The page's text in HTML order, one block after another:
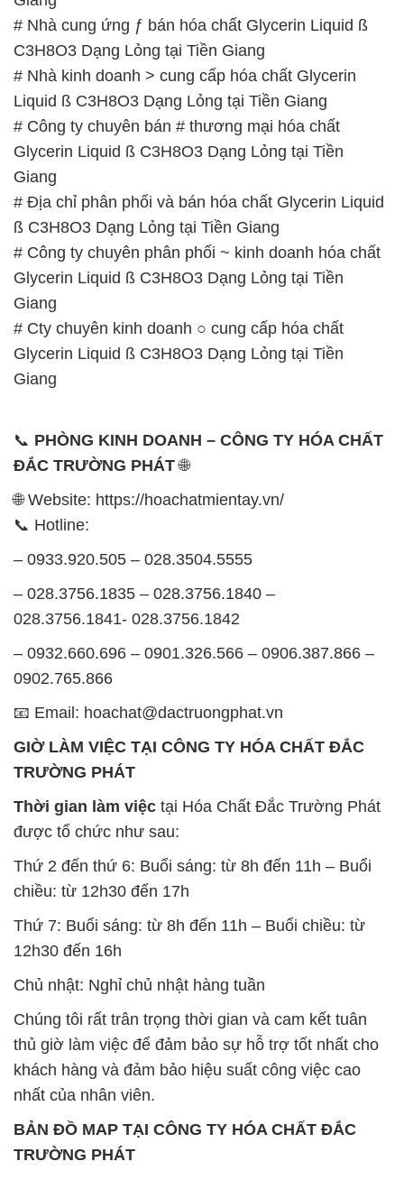
# Công ty chuyên bán # thương mại hóa chất
Glycerin Liquid ß C3H8O3 Dạng Lỏng tại Tiền
Giang
# Địa chỉ phân phối và bán hóa chất Glycerin Liquid
ß C3H8O3 Dạng Lỏng tại Tiền Giang
# Công ty chuyên phân phối ~ kinh doanh hóa chất
Glycerin Liquid ß C3H8O3 Dạng Lỏng tại Tiền
Giang
# Cty chuyên kinh doanh ○ cung cấp hóa chất
Glycerin Liquid ß C3H8O3 Dạng Lỏng tại Tiền
Giang
📞PHÒNG KINH DOANH – CÔNG TY HÓA CHẤT
ĐẮC TRƯỜNG PHÁT🌐
🌐 Website: https://hoachatmientay.vn/
– 0933.920.505 – 028.3504.5555
028.3756.1841- 028.3756.1842
0902.765.866
📧 Email: hoachat@dactruongphat.vn
TRƯỜNG PHÁT
được tổ chức như sau:
Thứ 2 đến thứ 6: Buổi sáng: từ 8h đến 11h – Buổi
chiều: từ 12h30 đến 17h
Thứ 7: Buổi sáng: từ 8h đến 11h – Buổi chiều: từ
12h30 đến 16h
Chủ nhật: Nghỉ chủ nhật hàng tuần
thủ giờ làm việc để đảm bảo sự hỗ trợ tốt nhất cho
khách hàng và đảm bảo hiệu suất công việc cao
nhất của nhân viên.
BẢN ĐỒ MAP TẠI CÔNG TY HÓA CHẤT ĐẮC
TRƯỜNG PHÁT
ĐỊA CHỈ: 1229C Quốc lộ 1A, Phường Bình Trị
Đông B, Quận Bình Tân, Sài Gòn TP. Hồ Chí
Minh